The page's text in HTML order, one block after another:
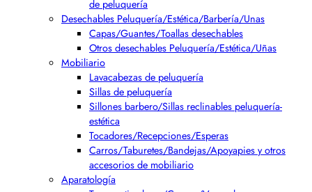
de peluquería
Desechables Peluquería/Estética/Barbería/Unas
Capas/Guantes/Toallas desechables
Otros desechables Peluquería/Estética/Uñas
Mobiliario
Lavacabezas de peluquería
Sillas de peluquería
Sillones barbero/Sillas reclinables peluquería-
estética
Tocadores/Recepciones/Esperas
Carros/Taburetes/Bandejas/Apoyapies y otros
accesorios de mobiliario
Aparatología